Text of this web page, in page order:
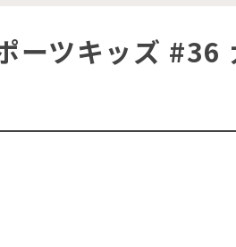
ーツキッズ #36